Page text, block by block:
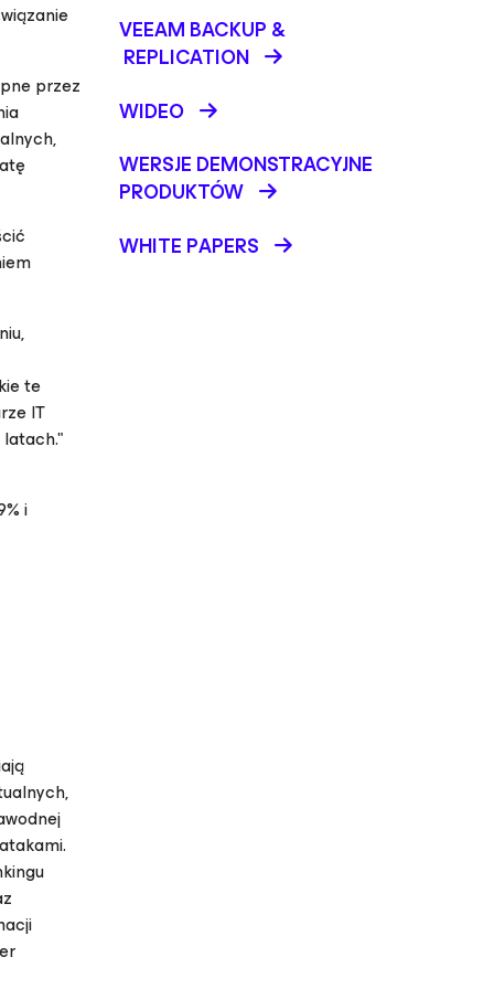
przez
te
IT
i
VEEAM BACKUP &
REPLICATION
WIDEO
WERSJE DEMONSTRACYJNE
PRODUKTÓW
WHITE PAPERS